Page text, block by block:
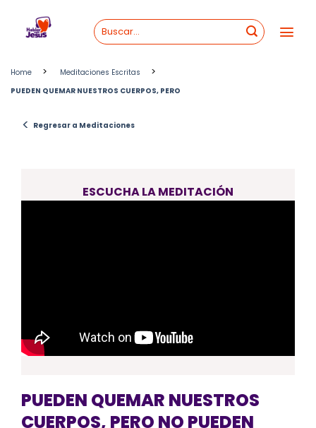
content
Home > Meditaciones Escritas >
PUEDEN QUEMAR NUESTROS CUERPOS, PERO
< Regresar a Meditaciones
ESCUCHA LA MEDITACIÓN
PUEDEN QUEMAR NUESTROS
CUERPOS, PERO NO PUEDEN